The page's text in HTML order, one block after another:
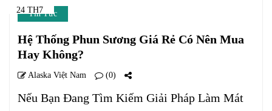
24 TH7Tin Tức
Hệ Thống Phun Sương Giá Rẻ Có Nên Mua
Hay Không?
Alaska Việt Nam (0)
Nếu Bạn Đang Tìm Kiếm Giải Pháp Làm Mát